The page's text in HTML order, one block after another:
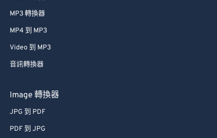
MP3 轉換器
MP4 到 MP3
Video 到 MP3
音訊轉換器
Image 轉換器
JPG 到 PDF
PDF 到 JPG